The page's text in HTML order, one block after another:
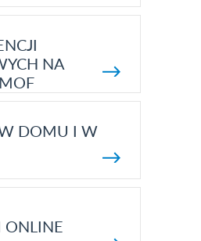
NA
DOMU I W
ONLINE